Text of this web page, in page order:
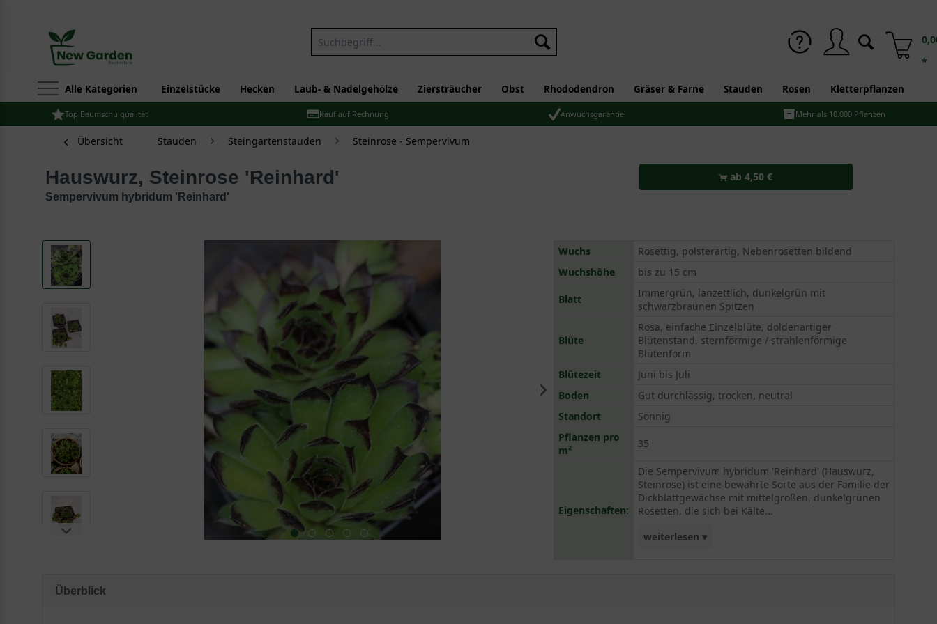
*
Alle Kategorien Einzelstücke Hecken Laub- & Nadelgehölze Ziersträucher Obst Rhododendron Gräser & Farne Stauden Rosen Kletterpflanzen
Top Baumschulqualität Kauf auf Rechnung Anwuchsgarantie Mehr als 10.000 Pflanzen
Übersicht Stauden Steingartenstauden Steinrose - Sempervivum
Hauswurz, Steinrose 'Reinhard'
Sempervivum hybridum 'Reinhard'
ab 4,50 €
Wuchs
Rosettig, polsterartig, Nebenrosetten bildend
Wuchshöhe
bis zu 15 cm
Blatt
Immergrün, lanzettlich, dunkelgrün mit
schwarzbraunen Spitzen
Blüte
Rosa, einfache Einzelblüte, doldenartiger
Blütenstand, sternförmige / strahlenförmige
Blütenform
Blütezeit
Juni bis Juli
Boden
Gut durchlässig, trocken, neutral
Standort
Sonnig
Pflanzen pro
m²
35
Eigenschaften:
Die Sempervivum hybridum 'Reinhard' (Hauswurz,
Steinrose) ist eine bewährte Sorte aus der Familie der
Dickblattgewächse mit mittelgroßen, dunkelgrünen
Rosetten, die sich bei Kälte...
weiterlesen ▾
Überblick